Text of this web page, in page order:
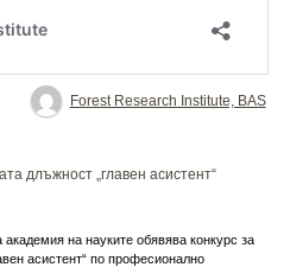
Forest Research Institute, BAS
длъжност „главен асистент“
академия на науките обявява конкурс за
асистент“ по професионално